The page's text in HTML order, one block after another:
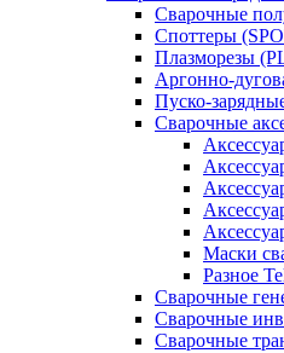
Сварочные
Споттеры
Плазморезы
Аргонно-
Пуско-
Сварочные
Маски
Разное
Сварочные
Сварочные
Сварочные